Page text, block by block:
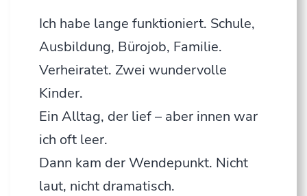
Ich habe lange funktioniert. Schule,
Ausbildung, Bürojob, Familie.
Verheiratet. Zwei wundervolle
Kinder.
Ein Alltag, der lief – aber innen war
ich oft leer.
Dann kam der Wendepunkt. Nicht
laut, nicht dramatisch.